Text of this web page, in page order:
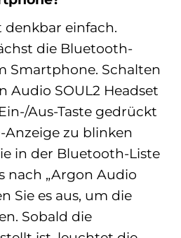
denkbar einfach.
die Bluetooth-
Smartphone. Schalten
Audio SOUL2 Headset
Aus-Taste gedrückt
Anzeige zu blinken
in der Bluetooth-Liste
nach „Argon Audio
Sie es aus, um die
Sobald die